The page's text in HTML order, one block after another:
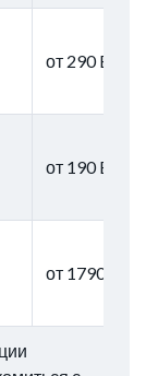
от 290 EUR
от 190 EUR
от 1790 USD